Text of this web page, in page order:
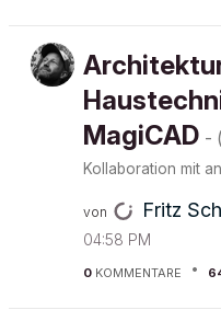
MagiCAD - (
Kollaboration mit
von Fritz
04:58 PM
0 KOMMENTARE